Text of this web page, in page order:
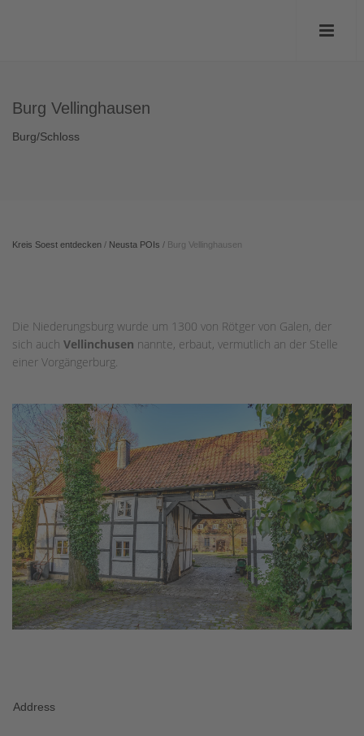
Burg Vellinghausen
Burg/Schloss
Kreis Soest entdecken / Neusta POIs / Burg Vellinghausen
Die Niederungsburg wurde um 1300 von Rötger von Galen, der
sich auch Vellinchusen nannte, erbaut, vermutlich an der Stelle
einer Vorgängerburg.
Address